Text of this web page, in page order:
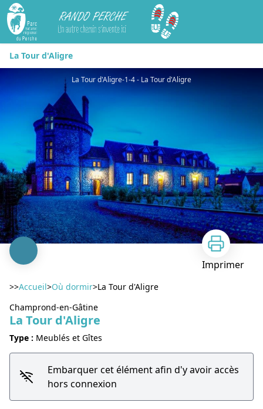
Rando Perche
La Tour d'Aligre
La Tour d'Aligre-1-4 - La Tour d'Aligre
Imprimer
>>Accueil>Où dormir>La Tour d'Aligre
Champrond-en-Gâtine
La Tour d'Aligre
Type : Meublés et Gîtes
Embarquer cet élément afin d'y avoir accès
hors connexion